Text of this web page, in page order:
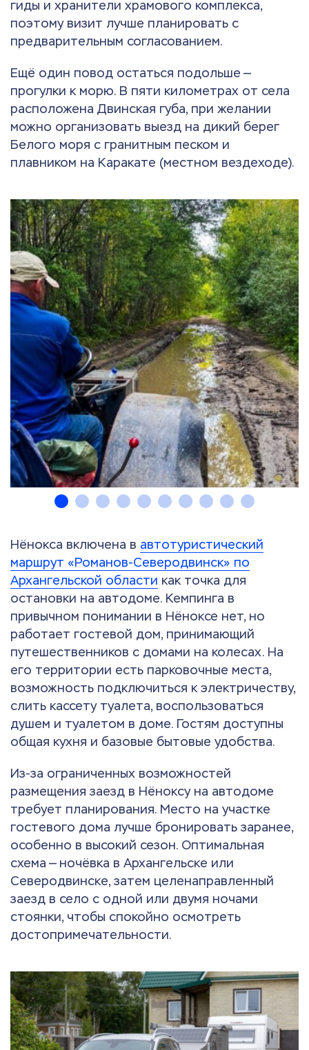
гиды и хранители храмового комплекса,
поэтому визит лучше планировать с
предварительным согласованием.
Ещё один повод остаться подольше —
прогулки к морю. В пяти километрах от села
расположена Двинская губа, при желании
можно организовать выезд на дикий берег
Белого моря с гранитным песком и
плавником на Каракате (местном вездеходе).
Нёнокса включена в автотуристический
маршрут «Романов-Северодвинск» по
Архангельской области как точка для
остановки на автодоме. Кемпинга в
привычном понимании в Нёноксе нет, но
работает гостевой дом, принимающий
путешественников с домами на колесах. На
его территории есть парковочные места,
возможность подключиться к электричеству,
слить кассету туалета, воспользоваться
душем и туалетом в доме. Гостям доступны
общая кухня и базовые бытовые удобства.
Из-за ограниченных возможностей
размещения заезд в Нёноксу на автодоме
требует планирования. Место на участке
гостевого дома лучше бронировать заранее,
особенно в высокий сезон. Оптимальная
схема — ночёвка в Архангельске или
Северодвинске, затем целенаправленный
заезд в село с одной или двумя ночами
стоянки, чтобы спокойно осмотреть
достопримечательности.